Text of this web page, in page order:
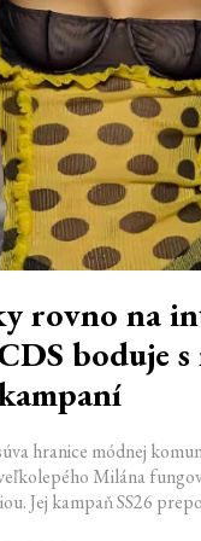
rovno na
boduje
hranice módnej
Milána
Jej kampaň SS26